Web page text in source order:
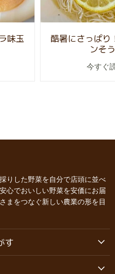
味玉
酷暑にさっぱり
ンそ
今すぐ
りした野菜を自分で店頭に並べ
心でおいしい野菜を安価にお届
まをつなぐ新しい農業の形を目
す